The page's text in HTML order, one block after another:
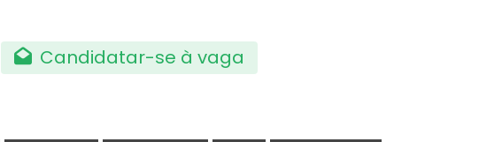
Candidatar-se à vaga